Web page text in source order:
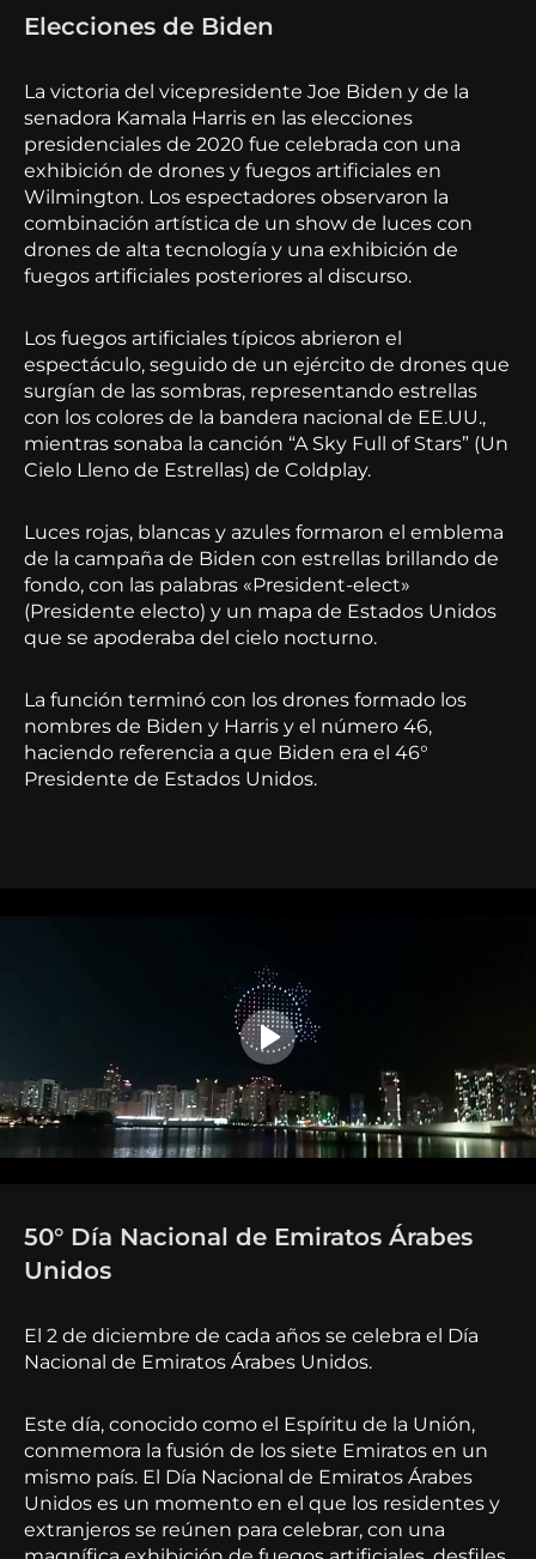
Elecciones de Biden
La victoria del vicepresidente Joe Biden y de la
senadora Kamala Harris en las elecciones
presidenciales de 2020 fue celebrada con una
exhibición de drones y fuegos artificiales en
Wilmington. Los espectadores observaron la
combinación artística de un show de luces con
drones de alta tecnología y una exhibición de
fuegos artificiales posteriores al discurso.
Los fuegos artificiales típicos abrieron el
espectáculo, seguido de un ejército de drones que
surgían de las sombras, representando estrellas
con los colores de la bandera nacional de EE.UU.,
mientras sonaba la canción “A Sky Full of Stars” (Un
Cielo Lleno de Estrellas) de Coldplay.
Luces rojas, blancas y azules formaron el emblema
de la campaña de Biden con estrellas brillando de
fondo, con las palabras «President-elect»
(Presidente electo) y un mapa de Estados Unidos
que se apoderaba del cielo nocturno.
La función terminó con los drones formado los
nombres de Biden y Harris y el número 46,
haciendo referencia a que Biden era el 46°
Presidente de Estados Unidos.
50° Día Nacional de Emiratos Árabes
Unidos
El 2 de diciembre de cada años se celebra el Día
Nacional de Emiratos Árabes Unidos.
Este día, conocido como el Espíritu de la Unión,
conmemora la fusión de los siete Emiratos en un
mismo país. El Día Nacional de Emiratos Árabes
Unidos es un momento en el que los residentes y
extranjeros se reúnen para celebrar, con una